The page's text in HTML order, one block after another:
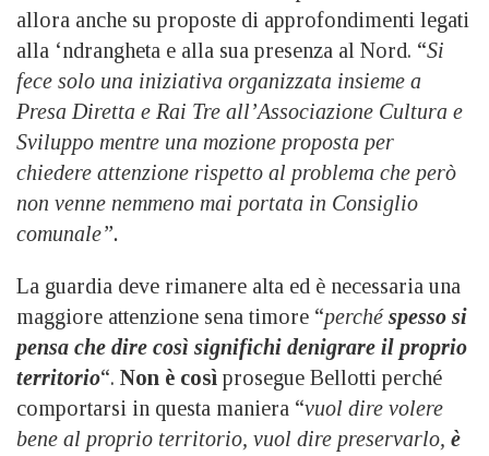
allora anche su proposte di approfondimenti legati
alla ‘ndrangheta e alla sua presenza al Nord. “Si
fece solo una iniziativa organizzata insieme a
Presa Diretta e Rai Tre all’Associazione Cultura e
Sviluppo mentre una mozione proposta per
chiedere attenzione rispetto al problema che però
non venne nemmeno mai portata in Consiglio
comunale”.
La guardia deve rimanere alta ed è necessaria una
maggiore attenzione sena timore “perchéspesso si
pensa che dire così significhi denigrare il proprio
territorio“. Non è così prosegue Bellotti perché
comportarsi in questa maniera “vuol dire volere
bene al proprio territorio, vuol dire preservarlo, è